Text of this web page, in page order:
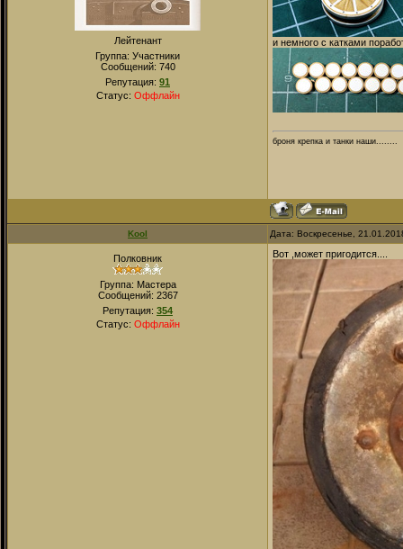
Лейтенант
Группа: Участники
Сообщений: 740
Репутация: 91
Статус: Оффлайн
и немного с катками
броня крепка и танки наши........
Kool Дата: Воскресенье,
Полковник
Группа: Мастера
Сообщений: 2367
Репутация: 354
Статус: Оффлайн
Вот ,может пригодится....